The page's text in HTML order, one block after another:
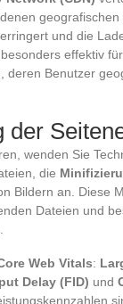
und die
effektiv
deren Benutzer
der
wenden Sie
die
Bildern an. Diese
Dateien und
Web Vitals:
Delay (FID) und